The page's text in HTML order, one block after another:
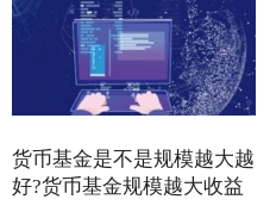
货币基金是不是规模越大越
好?货币基金规模越大收益